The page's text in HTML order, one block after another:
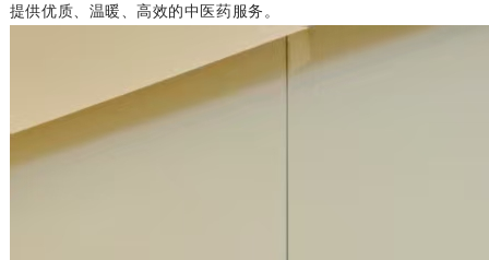
提供优质、温暖、高效的中医药服务。